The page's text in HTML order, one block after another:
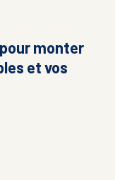
monter
et vos